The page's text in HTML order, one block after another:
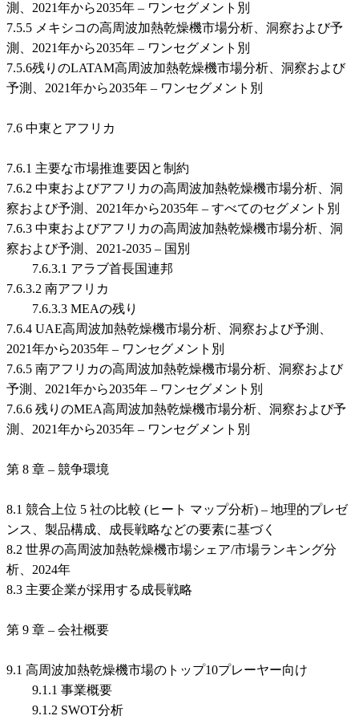
測、2021年から2035年 – ワンセグメント別
7.5.5 メキシコの高周波加熱乾燥機市場分析、洞察および予
測、2021年から2035年 – ワンセグメント別
7.5.6残りのLATAM高周波加熱乾燥機市場分析、洞察および
予測、2021年から2035年 – ワンセグメント別
7.6 中東とアフリカ
7.6.1 主要な市場推進要因と制約
7.6.2 中東およびアフリカの高周波加熱乾燥機市場分析、洞
察および予測、2021年から2035年 – すべてのセグメント別
7.6.3 中東およびアフリカの高周波加熱乾燥機市場分析、洞
察および予測、2021-2035 – 国別
7.6.3.1 アラブ首長国連邦
7.6.3.2 南アフリカ
7.6.3.3 MEAの残り
7.6.4 UAE高周波加熱乾燥機市場分析、洞察および予測、
2021年から2035年 – ワンセグメント別
7.6.5 南アフリカの高周波加熱乾燥機市場分析、洞察および
予測、2021年から2035年 – ワンセグメント別
7.6.6 残りのMEA高周波加熱乾燥機市場分析、洞察および予
測、2021年から2035年 – ワンセグメント別
第 8 章 – 競争環境
8.1 競合上位 5 社の比較 (ヒート マップ分析) – 地理的プレゼ
ンス、製品構成、成長戦略などの要素に基づく
8.2 世界の高周波加熱乾燥機市場シェア/市場ランキング分
析、2024年
8.3 主要企業が採用する成長戦略
第 9 章 – 会社概要
9.1 高周波加熱乾燥機市場のトップ10プレーヤー向け
9.1.1 事業概要
9.1.2 SWOT分析